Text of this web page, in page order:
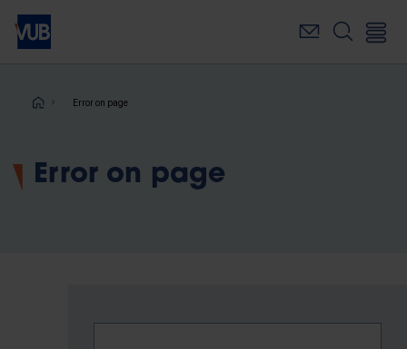
Skip
main
Breadcrumb
Error on page
Error on page